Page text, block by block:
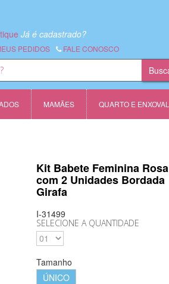
Já é cadastrado?
PEDIDOS FALE CONOSCO
MAMÃES QUARTO E ENXOVAL
Kit Babete Feminina Rosa
com 2 Unidades Bordada
Girafa
I-31499
SELECIONE A QUANTIDADE
Tamanho
ÚNICO